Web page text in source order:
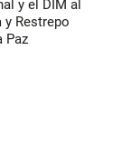
y el DIM al
Restrepo
Paz